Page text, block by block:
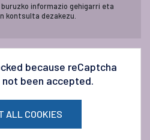
informazio gehigarri eta
kontsulta dezakezu.
because reCaptcha
been accepted.
ALL COOKIES